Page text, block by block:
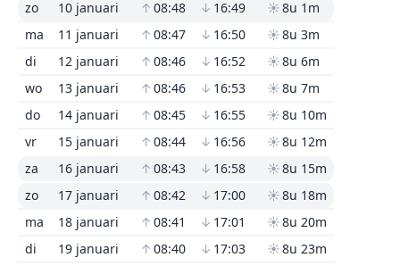
zo 10 januari ↑ 08:48 ↓ 16:49 ☀8u 1m
ma
11 januari ↑ 08:47 ↓ 16:50 ☀8u 3m
di
12 januari ↑ 08:46 ↓ 16:52 ☀8u 6m
wo
13 januari ↑ 08:46 ↓ 16:53 ☀8u 7m
do
14 januari ↑ 08:45 ↓ 16:55 ☀8u 10m
vr
15 januari ↑ 08:44 ↓ 16:56 ☀8u 12m
za
16 januari ↑ 08:43 ↓ 16:58 ☀8u 15m
zo
17 januari ↑ 08:42 ↓ 17:00 ☀8u 18m
ma
18 januari ↑ 08:41 ↓ 17:01 ☀8u 20m
di
19 januari ↑ 08:40 ↓ 17:03 ☀8u 23m